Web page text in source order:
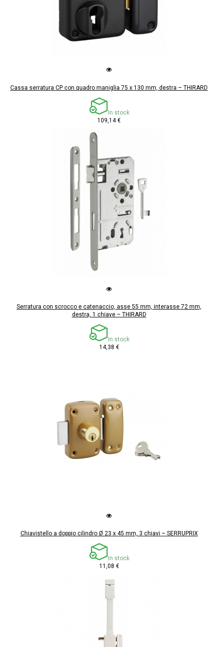
Cassa serratura CP con quadro maniglia 75 x 130 mm, destra – THIRARD
In stock
109,14 €
Serratura con scrocco e catenaccio, asse 55 mm, interasse 72 mm,
destra, 1 chiave – THIRARD
In stock
14,38 €
Chiavistello a doppio cilindro Ø 23 x 45 mm, 3 chiavi – SERRUPRIX
In stock
11,08 €